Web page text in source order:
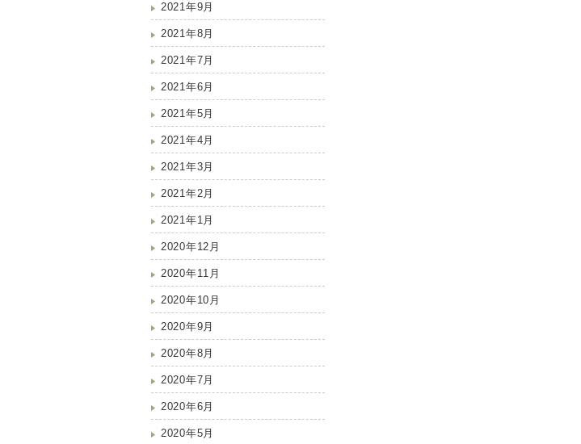
2021年9月
2021年8月
2021年7月
2021年6月
2021年5月
2021年4月
2021年3月
2021年2月
2021年1月
2020年12月
2020年11月
2020年10月
2020年9月
2020年8月
2020年7月
2020年6月
2020年5月